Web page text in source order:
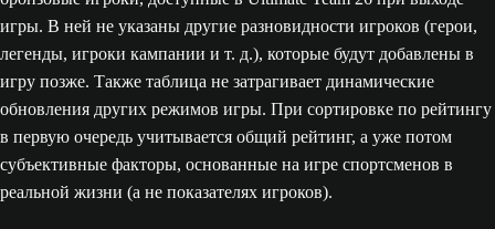
игры. В ней не указаны другие разновидности игроков (герои,
легенды, игроки кампании и т. д.), которые будут добавлены в
игру позже. Также таблица не затрагивает динамические
обновления других режимов игры. При сортировке по рейтингу
в первую очередь учитывается общий рейтинг, а уже потом
субъективные факторы, основанные на игре спортсменов в
реальной жизни (а не показателях игроков).